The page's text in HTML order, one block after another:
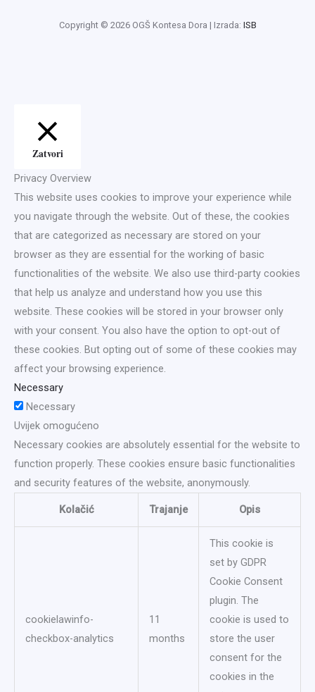
Copyright © 2026 OGŠ Kontesa Dora | Izrada: ISB
Zatvori
Privacy Overview
This website uses cookies to improve your experience while
you navigate through the website. Out of these, the cookies
that are categorized as necessary are stored on your
browser as they are essential for the working of basic
functionalities of the website. We also use third-party cookies
that help us analyze and understand how you use this
website. These cookies will be stored in your browser only
with your consent. You also have the option to opt-out of
these cookies. But opting out of some of these cookies may
affect your browsing experience.
Necessary
Necessary
Uvijek omogućeno
Necessary cookies are absolutely essential for the website to
function properly. These cookies ensure basic functionalities
and security features of the website, anonymously.
Kolačić Trajanje Opis
cookielawinfo-
checkbox-analytics
11
months
This cookie is
set by GDPR
Cookie Consent
plugin. The
cookie is used to
store the user
consent for the
cookies in the